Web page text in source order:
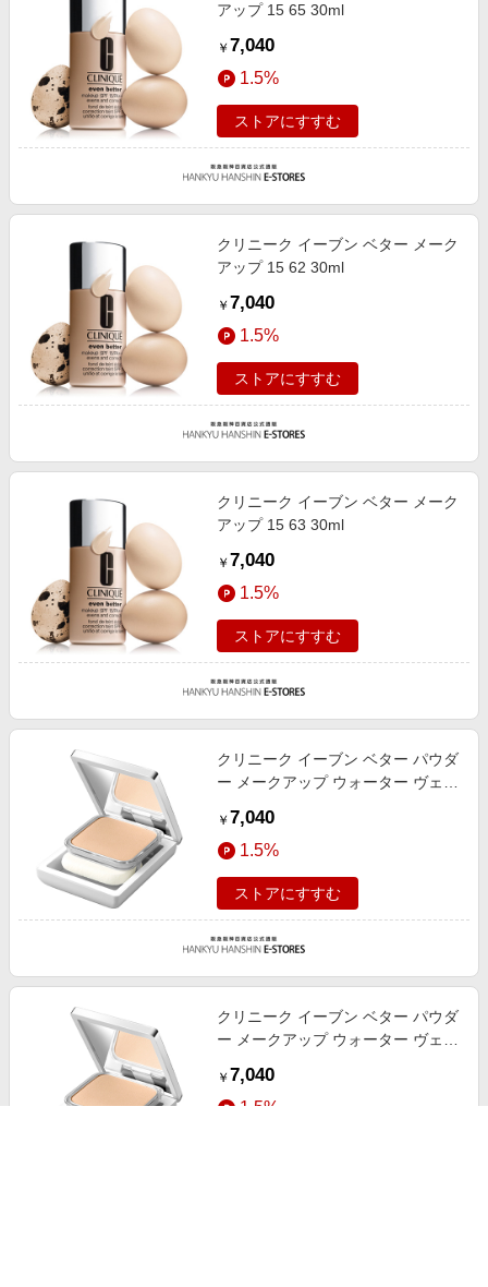
アップ 15 65 30ml
￥ 7,040
1.5%
ストアにすすむ
クリニーク イーブン ベター メーク
アップ 15 62 30ml
￥ 7,040
1.5%
ストアにすすむ
クリニーク イーブン ベター メーク
アップ 15 63 30ml
￥ 7,040
1.5%
ストアにすすむ
クリニーク イーブン ベター パウダ
ー メークアップ ウォーター ヴェー
￥ 7,040
1.5%
ストアにすすむ
クリニーク イーブン ベター パウダ
ー メークアップ ウォーター ヴェー
￥ 7,040
1.5%